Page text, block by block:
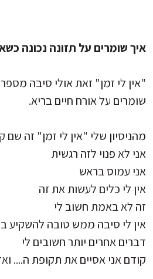
איך שומרים על תזונה נכונה
"אין לי זמן" זאת אולי סיבה
שומרים על אורח חיים בריא.
מהניסיון שלי "אין לי זמן" זה שם
אני לא פנוי לזה רגשית
אני עמוס בראש
אין לי כלים לעשות את זה
זה לא באמת חשוב לי
אין לי סיבה ממש טובה להשקיע
דברים אחרים יותר חשובים לי
קודם אני אסיים את תקופת ה....